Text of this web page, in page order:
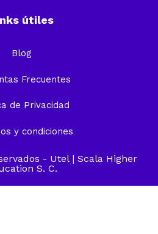
útiles
Blog
Frecuentes
de Privacidad
y condiciones
- Utel| Scala Higher
S. C.